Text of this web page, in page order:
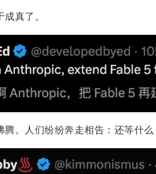
真了。
腾。人们纷纷奔走相告：还等什么